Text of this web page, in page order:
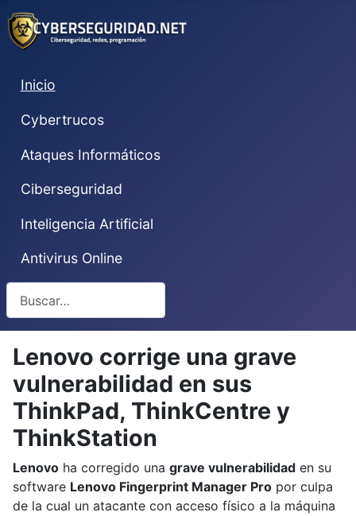
Inicio
Cybertrucos
Ataques Informáticos
Ciberseguridad
Inteligencia Artificial
Antivirus Online
Lenovo corrige una grave
vulnerabilidad en sus
ThinkPad, ThinkCentre y
ThinkStation
Lenovo ha corregido una grave vulnerabilidad en su
software Lenovo Fingerprint Manager Pro por culpa
de la cual un atacante con acceso físico a la máquina